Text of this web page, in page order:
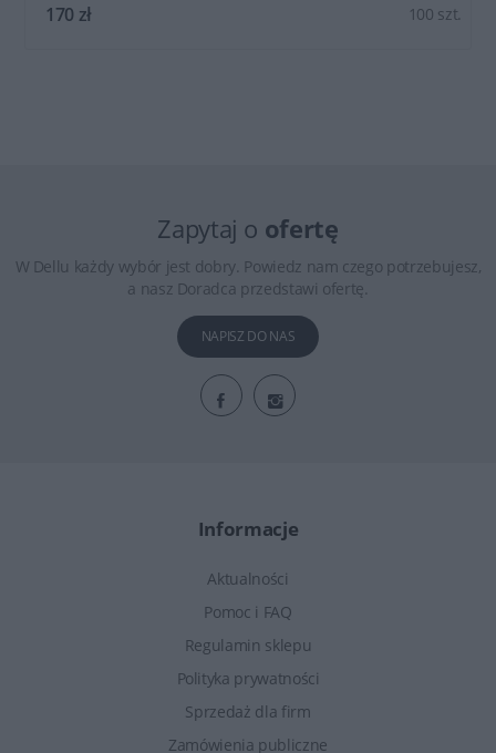
170 zł 100 szt.
Zapytaj o ofertę
W Dellu każdy wybór jest dobry. Powiedz nam czego potrzebujesz,
a nasz Doradca przedstawi ofertę.
NAPISZ DO NAS
Informacje
Aktualności
Pomoc i FAQ
Regulamin sklepu
Polityka prywatności
Sprzedaż dla firm
Zamówienia publiczne